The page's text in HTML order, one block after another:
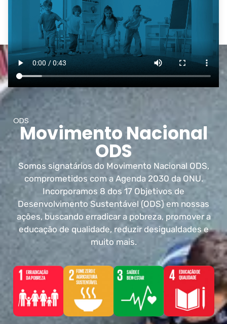
ODS
Movimento Nacional
ODS
Somos signatários do Movimento Nacional ODS,
comprometidos com a Agenda 2030 da ONU.
Incorporamos 8 dos 17 Objetivos de
Desenvolvimento Sustentável (ODS) em nossas
ações, buscando erradicar a pobreza, promover a
educação de qualidade, reduzir desigualdades e
muito mais.